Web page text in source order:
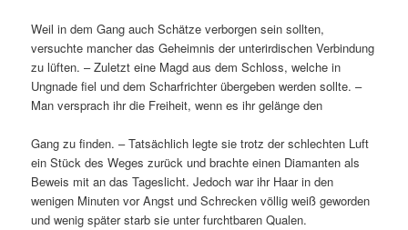
Weil in dem Gang auch Schätze verborgen sein sollten,
versuchte mancher das Geheimnis der unterirdischen Verbindung
zu lüften. – Zuletzt eine Magd aus dem Schloss, welche in
Ungnade fiel und dem Scharfrichter übergeben werden sollte. –
Man versprach ihr die Freiheit, wenn es ihr gelänge den
Gang zu finden. – Tatsächlich legte sie trotz der schlechten Luft
ein Stück des Weges zurück und brachte einen Diamanten als
Beweis mit an das Tageslicht. Jedoch war ihr Haar in den
wenigen Minuten vor Angst und Schrecken völlig weiß geworden
und wenig später starb sie unter furchtbaren Qualen.